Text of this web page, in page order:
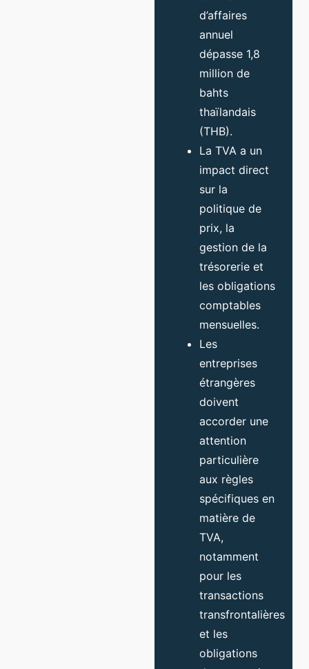
d’affaires
annuel
dépasse 1,8
million de
bahts
thaïlandais
(THB).
La TVA a un
impact direct
sur la
politique de
prix, la
gestion de la
trésorerie et
les obligations
comptables
mensuelles.
Les
entreprises
étrangères
doivent
accorder une
attention
particulière
aux règles
spécifiques en
matière de
TVA,
notamment
pour les
transactions
transfrontalières
et les
obligations